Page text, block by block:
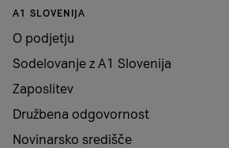
A1 SLOVENIJA
O podjetju
Sodelovanje z A1 Slovenija
Zaposlitev
Družbena odgovornost
Novinarsko središče